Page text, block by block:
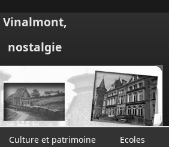
Vinalmont,
nostalgie
Culture et patrimoine Ecoles